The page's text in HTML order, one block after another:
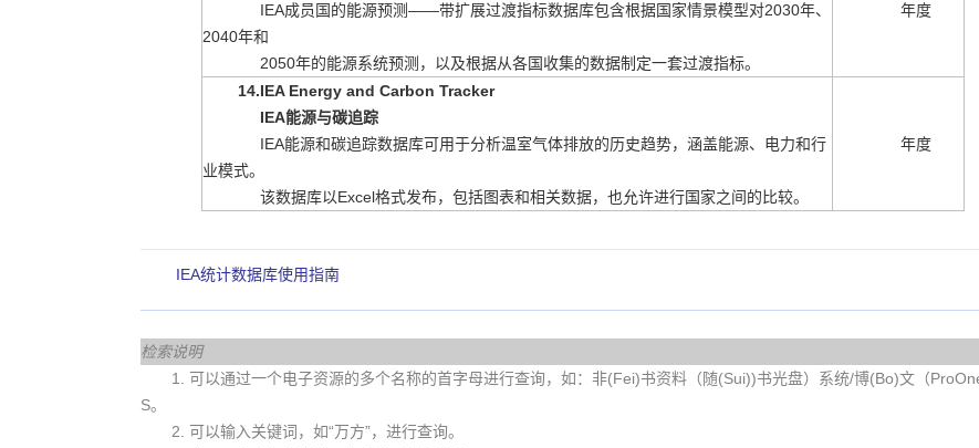
IEA成员国的能源预测——带扩展过渡指标数据库包含根据国家情景模型对2030年、
2040年和
2050年的能源系统预测，以及根据从各国收集的数据制定一套过渡指标。
年度
14.IEA Energy and Carbon Tracker
IEA能源与碳追踪
IEA能源和碳追踪数据库可用于分析温室气体排放的历史趋势，涵盖能源、电力和行
业模式。
该数据库以Excel格式发布，包括图表和相关数据，也允许进行国家之间的比较。
年度
IEA统计数据库使用指南
检索说明
1. 可以通过一个电子资源的多个名称的首字母进行查询，如：非(Fei)书资料（随(Sui))书光盘）系统/博(Bo)文（
S。
2. 可以输入关键词，如“万方”，进行查询。